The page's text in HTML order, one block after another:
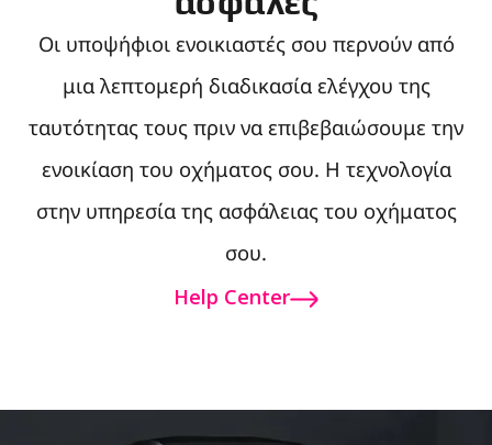
Οι υποψήφιοι ενοικιαστές σου περνούν από
μια λεπτομερή διαδικασία ελέγχου της
ταυτότητας τους πριν να επιβεβαιώσουμε την
ενοικίαση του οχήματος σου. Η τεχνολογία
στην υπηρεσία της ασφάλειας του οχήματος
σου.
Help Center